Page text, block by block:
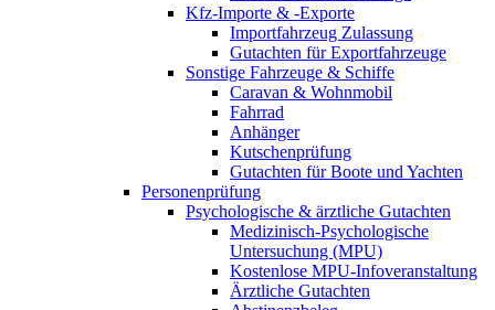
Kfz-Importe & -Exporte
Importfahrzeug Zulassung
Gutachten für Exportfahrzeuge
Sonstige Fahrzeuge & Schiffe
Caravan & Wohnmobil
Fahrrad
Anhänger
Kutschenprüfung
Gutachten für Boote und Yachten
Personenprüfung
Psychologische & ärztliche Gutachten
Medizinisch-Psychologische
Untersuchung (MPU)
Kostenlose MPU-Infoveranstaltung
Ärztliche Gutachten